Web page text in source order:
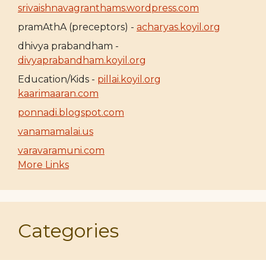
srivaishnavagranthams.wordpress.com
pramAthA (preceptors) - acharyas.koyil.org
dhivya prabandham -
divyaprabandham.koyil.org
Education/Kids - pillai.koyil.org
kaarimaaran.com
ponnadi.blogspot.com
vanamamalai.us
varavaramuni.com
More Links
Categories